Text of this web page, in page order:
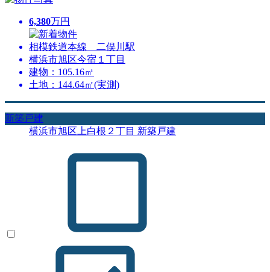
6,380万円
相模鉄道本線 二俣川駅
横浜市旭区今宿１丁目
建物：105.16㎡
土地：144.64㎡(実測)
新築戸建
横浜市旭区上白根２丁目 新築戸建